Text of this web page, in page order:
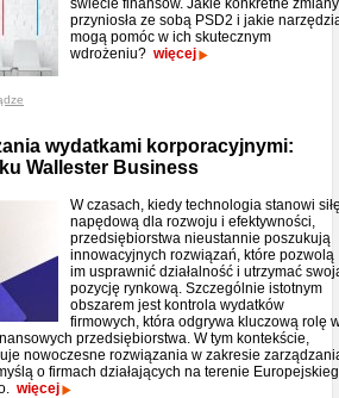
świecie finansów. Jakie konkretne zmiany
przyniosła ze sobą PSD2 i jakie
mogą pomóc w ich skutecznym
wdrożeniu? więcej
wydatkami korporacyjnymi:
Wallester Business
W czasach, kiedy technologia stanowi
napędową dla rozwoju i efektywności,
przedsiębiorstwa nieustannie poszukują
innowacyjnych rozwiązań, które pozwolą
im usprawnić działalność i utrzymać
pozycję rynkową. Szczególnie istotnym
obszarem jest kontrola wydatków
firmowych, która odgrywa kluczową rolę
przedsiębiorstwa. W tym kontekście,
nowoczesne rozwiązania w zakresie
o firmach działających na terenie
więcej